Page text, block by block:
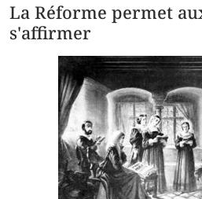
La Réforme permet
s'affirmer